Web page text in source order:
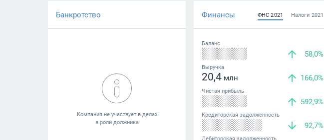
Банкротство Финансы ФНС 2021 Налоги 2021
Баланс
░░░░░░ 58,0%
Выручка
20,4 млн 166,0%
Чистая прибыль
░░░░░░ 592,9%
Кредиторская задолженность
░░░░░░░░ 92,7%
Дебиторская задолженность